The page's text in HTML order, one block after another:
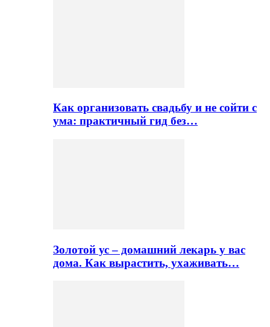
Как организовать свадьбу и не сойти с
ума: практичный гид без…
Золотой ус – домашний лекарь у вас
дома. Как вырастить, ухаживать…